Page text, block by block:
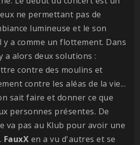
ne permettant pas de
lumineuse et le son
a comme un flottement. Dans
a alors deux solutions :
contre des moulins et
contre les aléas de la vie...
sait faire et donner ce que
personnes présentes. De
va pas au Klub pour avoir une
FauxX en a vu d'autres et se